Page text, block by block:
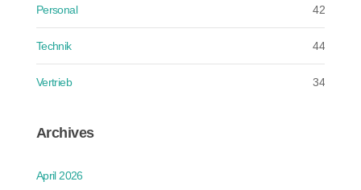
Personal 42
Technik 44
Vertrieb 34
Archives
April 2026